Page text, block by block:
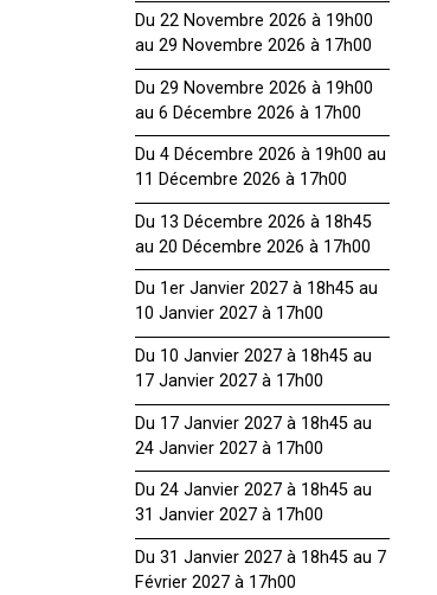
Du 22 Novembre 2026 à 19h00
au 29 Novembre 2026 à 17h00
Du 29 Novembre 2026 à 19h00
au 6 Décembre 2026 à 17h00
Du 4 Décembre 2026 à 19h00 au
11 Décembre 2026 à 17h00
Du 13 Décembre 2026 à 18h45
au 20 Décembre 2026 à 17h00
Du 1er Janvier 2027 à 18h45 au
10 Janvier 2027 à 17h00
Du 10 Janvier 2027 à 18h45 au
17 Janvier 2027 à 17h00
Du 17 Janvier 2027 à 18h45 au
24 Janvier 2027 à 17h00
Du 24 Janvier 2027 à 18h45 au
31 Janvier 2027 à 17h00
Du 31 Janvier 2027 à 18h45 au 7
Février 2027 à 17h00